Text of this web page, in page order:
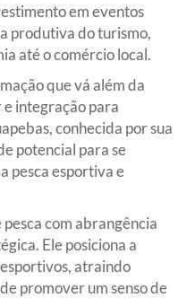
em eventos
produtiva do turismo,
até o comércio local.
que vá além da
integração para
conhecida por sua
potencial para se
pesca esportiva e
com abrangência
Ele posiciona a
atraindo
promover um senso de